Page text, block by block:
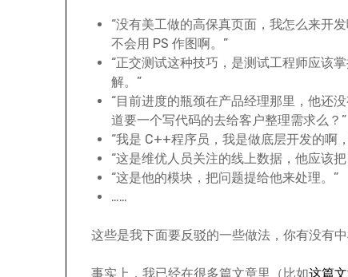
“没有美工做的高保真页面，我怎么来开
不会用 PS 作图啊。”
“正交测试这种技巧，是测试工程师应该
解。”
“目前进度的瓶颈在产品经理那里，他还
道要一个写代码的去给客户整理需求么？”
“我是 C++程序员，我是做底层开发的啊
“这是维优人员关注的线上数据，他应该
“这是他的模块，把问题提给他来处理。”
……
这些是我下面要反驳的一些做法，你有没有中
事实上，我已经在很多篇文章里（比如这篇